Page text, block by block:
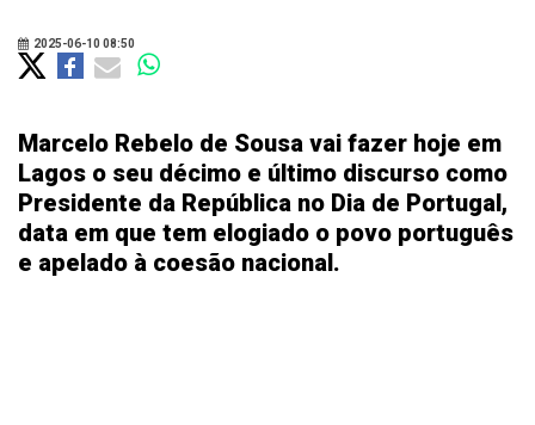
2025-06-10 08:50
Marcelo Rebelo de Sousa vai fazer hoje em
Lagos o seu décimo e último discurso como
Presidente da República no Dia de Portugal,
data em que tem elogiado o povo português
e apelado à coesão nacional.